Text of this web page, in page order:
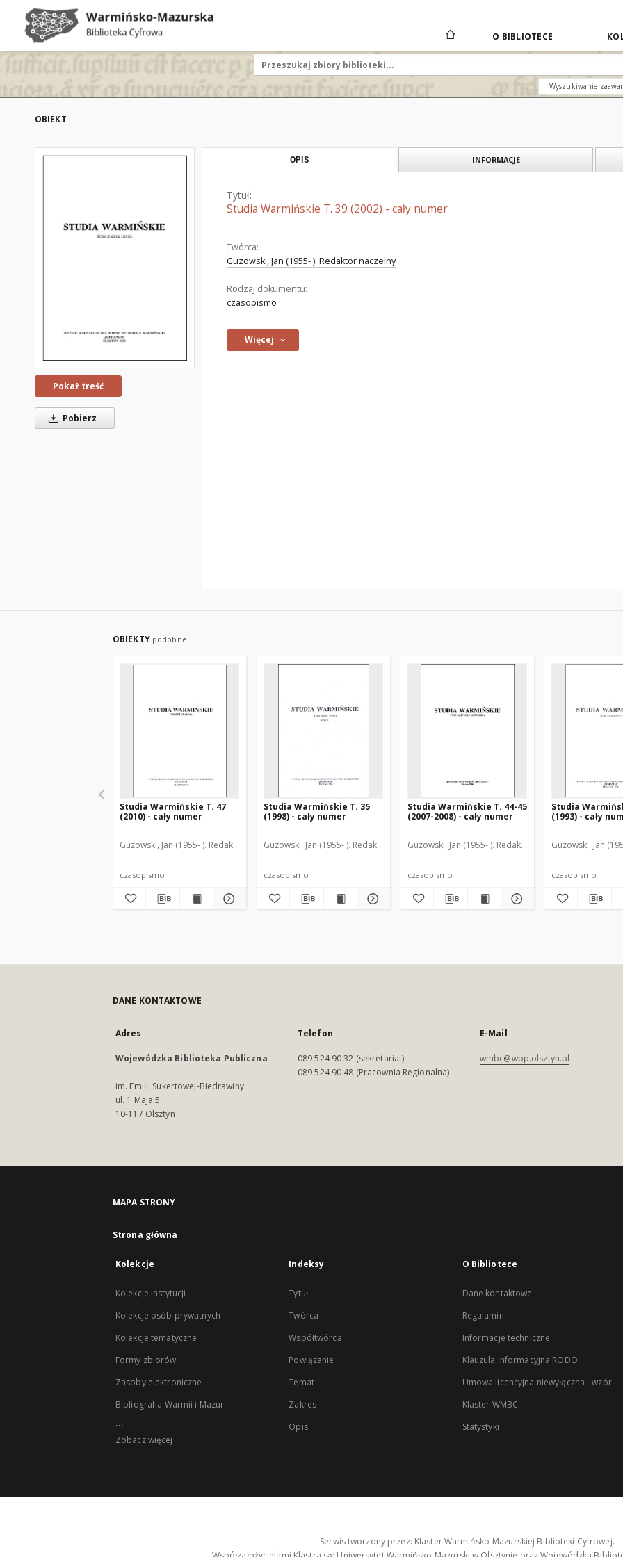
O BIBLIOTECE
Wyszukiwanie
OBIEKT
Pokaż treść
Pobierz
OPIS INFORMACJE
Tytuł:
Studia Warmińskie T. 39 (2002) - cały numer
Twórca:
Guzowski, Jan (1955- ). Redaktor naczelny
Rodzaj dokumentu:
czasopismo
Więcej
OBIEKTY podobne
Studia Warmińskie T. 47
(2010) - cały numer
Guzowski, Jan (1955- ). Redaktor naczelny
czasopismo
Studia Warmińskie T. 35
(1998) - cały numer
Guzowski, Jan (1955- ). Redaktor naczelny
czasopismo
Studia Warmińskie T. 44-45
(2007-2008) - cały numer
Guzowski, Jan (1955- ). Redaktor naczelny
czasopismo
Studia
(1993) - cały
Guzowski, Jan
czasopismo
DANE KONTAKTOWE
Adres
Wojewódzka Biblioteka Publiczna
im. Emilii Sukertowej-Biedrawiny
ul. 1 Maja 5
10-117 Olsztyn
Telefon
089 524 90 32 (sekretariat)
089 524 90 48 (Pracownia Regionalna)
E-Mail
wmbc@wbp.olsztyn.pl
MAPA STRONY
Strona główna
Kolekcje
Kolekcje instytucji
Kolekcje osób prywatnych
Kolekcje tematyczne
Formy zbiorów
Zasoby elektroniczne
Bibliografia Warmii i Mazur
...
Zobacz więcej
Indeksy
Tytuł
Twórca
Współtwórca
Powiązanie
Temat
Zakres
Opis
O Bibliotece
Dane kontaktowe
Regulamin
Informacje techniczne
Klauzula informacyjna RODO
Umowa licencyjna niewyłączna - wzór
Klaster WMBC
Statystyki
Serwis tworzony przez: Klaster Warmińsko-Mazurskiej Biblioteki Cyfrowej.